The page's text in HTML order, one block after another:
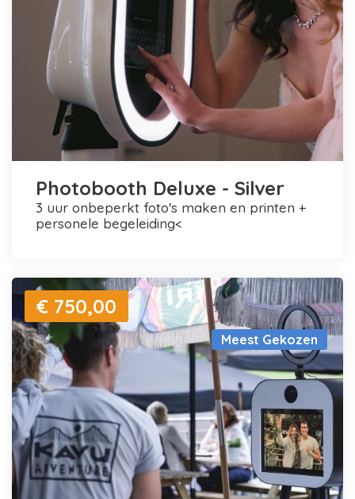
Photobooth Deluxe - Silver
3 uur onbeperkt foto's maken en printen +
personele begeleiding<
Meest Gekozen
€ 750,00